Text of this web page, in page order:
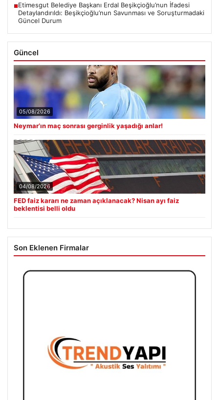
■Etimesgut Belediye Başkanı Erdal Beşikçioğlu’nun İfadesi
Detaylandırıldı: Beşikçioğlu’nun Savunması ve Soruşturmadaki
Güncel Durum
Güncel
05/08/2026
Neymar’ın maç sonrası gerginlik yaşadığı anlar!
04/08/2026
FED faiz kararı ne zaman açıklanacak? Nisan ayı faiz
beklentisi belli oldu
Son Eklenen Firmalar